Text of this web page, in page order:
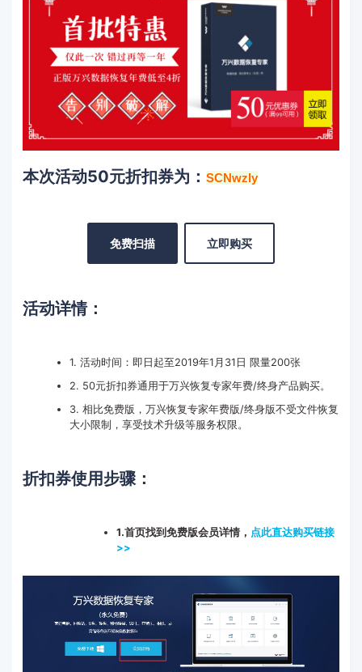
本次活动50元折扣券为： SCNwzly
免费扫描 立即购买
活动详情：
1. 活动时间：即日起至2019年1月31日 限量200张
2. 50元折扣券通用于万兴恢复专家年费/终身产品购买。
3. 相比免费版，万兴恢复专家年费版/终身版不受文件恢复
大小限制，享受技术升级等服务权限。
折扣券使用步骤：
1.首页找到免费版会员详情， 点此直达购买链接
>>